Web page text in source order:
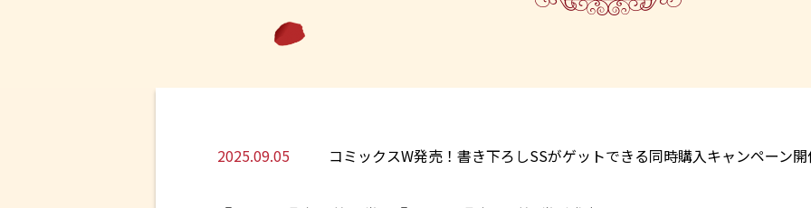
2025.09.05 コミックスW発売！書き下ろしSSがゲットできる同時購入キャンペーン